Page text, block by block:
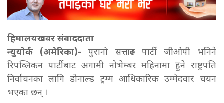
हिमालयखवर संवाददाता
न्युयोर्क (अमेरिका)- पुरानो सत्तारुढ पार्टी जीओपी भनिने
रिपव्लिकन पार्टीबाट अगामी नोभेम्बर महिनामा हुने राष्ट्रपति
निर्वाचनका लागि डोनाल्ड ट्रम्म आधिकारिक उम्मेदवार चयन
भएका छन् ।